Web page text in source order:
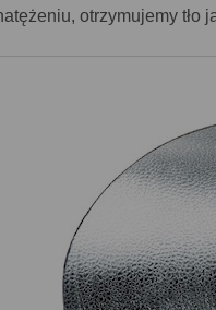
otrzymujemy tło